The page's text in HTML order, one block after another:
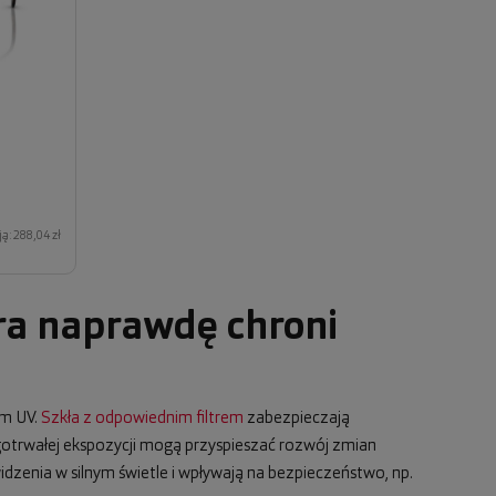
288,04 zł
naprawdę chroni
UV. Szkła z odpowiednim filtrem zabezpieczają
ekspozycji mogą przyspieszać rozwój zmian
w silnym świetle i wpływają na bezpieczeństwo, np.